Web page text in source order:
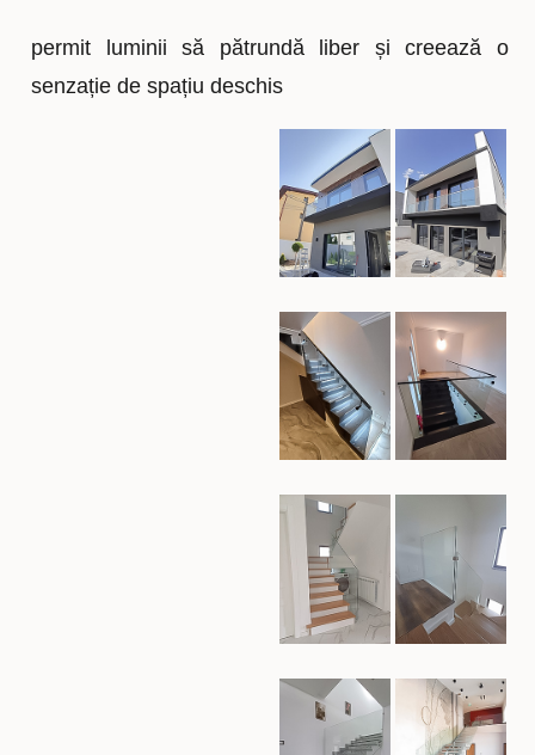
permit luminii să pătrundă liber și creează o
senzație de spațiu deschis